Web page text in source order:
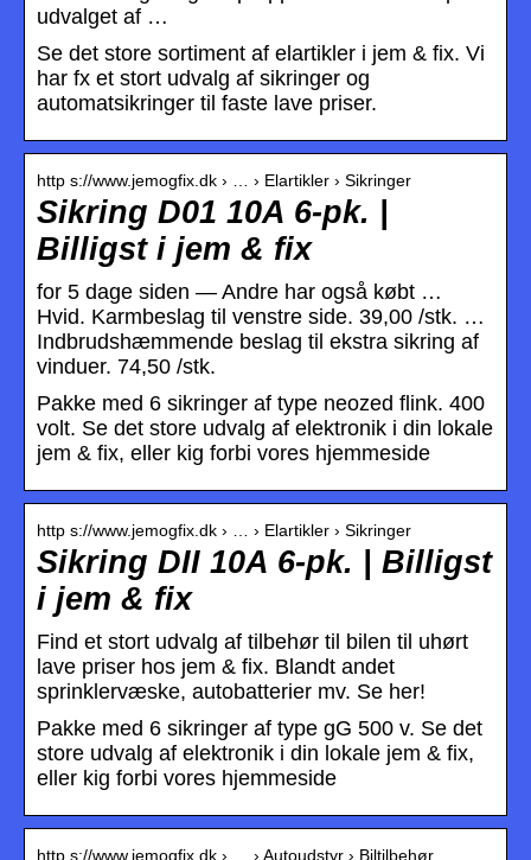
udvalget af …
Se det store sortiment af elartikler i jem & fix. Vi
har fx et stort udvalg af sikringer og
automatsikringer til faste lave priser.
http s://www.jemogfix.dk › … › Elartikler › Sikringer
Sikring D01 10A 6-pk. |
Billigst i jem & fix
for 5 dage siden — Andre har også købt …
Hvid. Karmbeslag til venstre side. 39,00 /stk. …
Indbrudshæmmende beslag til ekstra sikring af
vinduer. 74,50 /stk.
Pakke med 6 sikringer af type neozed flink. 400
volt. Se det store udvalg af elektronik i din lokale
jem & fix, eller kig forbi vores hjemmeside
http s://www.jemogfix.dk › … › Elartikler › Sikringer
Sikring DII 10A 6-pk. | Billigst
i jem & fix
Find et stort udvalg af tilbehør til bilen til uhørt
lave priser hos jem & fix. Blandt andet
sprinklervæske, autobatterier mv. Se her!
Pakke med 6 sikringer af type gG 500 v. Se det
store udvalg af elektronik i din lokale jem & fix,
eller kig forbi vores hjemmeside
http s://www.jemogfix.dk › … › Autoudstyr › Biltilbehør